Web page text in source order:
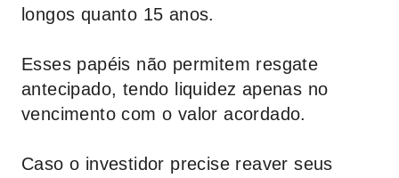
longos quanto 15 anos.
Esses papéis não permitem resgate
antecipado, tendo liquidez apenas no
vencimento com o valor acordado.
Caso o investidor precise reaver seus